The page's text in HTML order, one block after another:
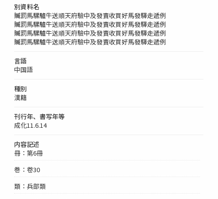
別資料名
贓罰馬騾驢牛送順天府驗中及發賣收買好馬發驛走遞例
贓罰馬騾驢牛送順天府驗中及發賣收買好馬發驛走遞例
贓罰馬騾驢牛送順天府驗中及發賣收買好馬發驛走遞例
贓罰馬騾驢牛送順天府驗中及發賣收買好馬發驛走遞例
言語
中国語
種別
漢籍
刊行年、書写年等
成化11.6.14
内容記述
冊：第6冊
巻：卷30
類：兵部類